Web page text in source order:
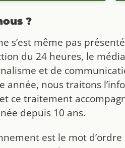
?
s’est même pas
du 24 heures, le
et de
année, nous traitons
ce traitement
depuis 10 ans.
est le mot